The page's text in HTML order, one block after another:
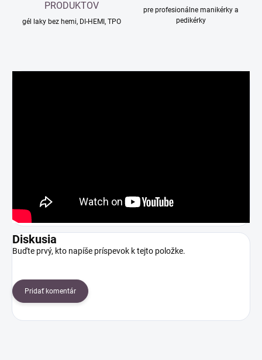
PRODUKTOV
gél laky bez hemi, DI-HEMI, TPO
pre profesionálne manikérky a
pedikérky
Diskusia
Buďte prvý, kto napíše príspevok k tejto položke.
Pridať komentár